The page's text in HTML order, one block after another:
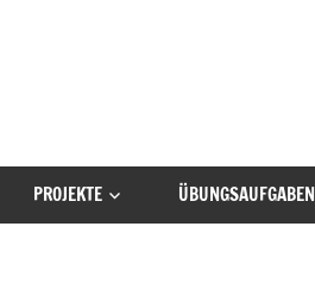
PROJEKTE ÜBUNGSAUFGABEN